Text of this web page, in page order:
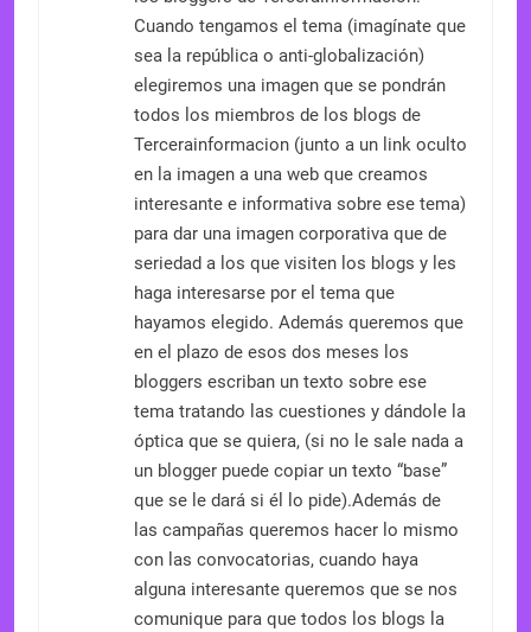
Cuando tengamos el tema (imagínate que
sea la república o anti-globalización)
elegiremos una imagen que se pondrán
todos los miembros de los blogs de
Tercerainformacion (junto a un link oculto
en la imagen a una web que creamos
interesante e informativa sobre ese tema)
para dar una imagen corporativa que de
seriedad a los que visiten los blogs y les
haga interesarse por el tema que
hayamos elegido. Además queremos que
en el plazo de esos dos meses los
bloggers escriban un texto sobre ese
tema tratando las cuestiones y dándole la
óptica que se quiera, (si no le sale nada a
un blogger puede copiar un texto “base”
que se le dará si él lo pide).Además de
las campañas queremos hacer lo mismo
con las convocatorias, cuando haya
alguna interesante queremos que se nos
comunique para que todos los blogs la